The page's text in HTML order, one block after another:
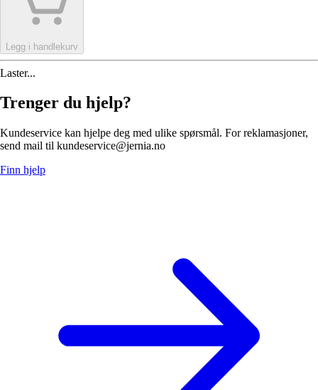
Legg i handlekurv
Laster...
Trenger du hjelp?
Kundeservice kan hjelpe deg med ulike spørsmål. For reklamasjoner,
send mail til kundeservice@jernia.no
Finn hjelp